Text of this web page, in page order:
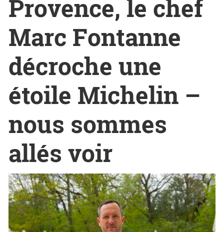
Provence, le chef
Marc Fontanne
décroche une
étoile Michelin –
nous sommes
allés voir